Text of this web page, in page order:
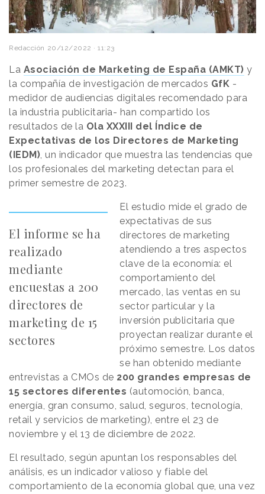
Redacción 20/12/2022 · 11:23
La Asociación de Marketing de España (AMKT) y
la compañía de investigación de mercados GfK -
medidor de audiencias digitales recomendado para
la industria publicitaria- han compartido los
resultados de la Ola XXXIII del Índice de
Expectativas de los Directores de Marketing
(IEDM), un indicador que muestra las tendencias que
los profesionales del marketing detectan para el
primer semestre de 2023.
El informe se ha
realizado
mediante
encuestas a 200
directores de
marketing de 15
sectores
El estudio mide el grado de
expectativas de sus
directores de marketing
atendiendo a tres aspectos
clave de la economía: el
comportamiento del
mercado, las ventas en su
sector particular y la
inversión publicitaria que
proyectan realizar durante el
próximo semestre. Los datos
se han obtenido mediante
entrevistas a CMOs de 200 grandes empresas de
15 sectores diferentes (automoción, banca,
energía, gran consumo, salud, seguros, tecnología,
retail y servicios de marketing), entre el 23 de
noviembre y el 13 de diciembre de 2022.
El resultado, según apuntan los responsables del
análisis, es un indicador valioso y fiable del
comportamiento de la economía global que, una vez